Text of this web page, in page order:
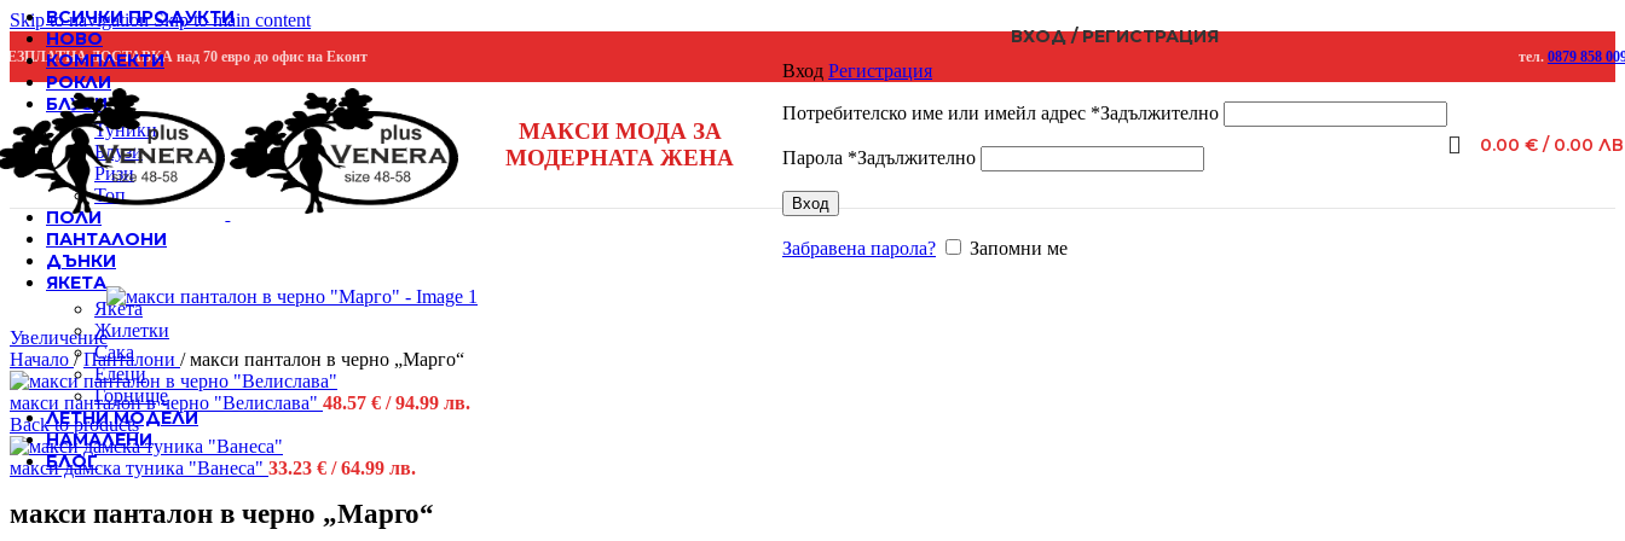
Skip to navigationSkip to main content
ДОСТАВКА над 70 евро до офис на Еконт тел. 0879 858
МАКСИ МОДА ЗА
МОДЕРНАТА ЖЕНА
ВХОД / РЕГИСТРАЦИЯ
Вход Регистрация
Потребителско име или имейл адрес *Задължително
Парола *Задължително
Вход
Забравена парола? Запомни ме
0.00 € / 0.00
ВСИЧКИ ПРОДУКТИ
НОВО
КОМПЛЕКТИ
РОКЛИ
БЛУЗИ
Туники
Блузи
Ризи
Топ
ПОЛИ
ПАНТАЛОНИ
ДЪНКИ
ЯКЕТА
Якета
Жилетки
Сака
Елеци
Горнище
ЛЕТНИ МОДЕЛИ
НАМАЛЕНИ
БЛОГ
Продадено
Увеличение
Начало / Панталони / макси панталон в черно „Марго“
макси панталон в черно "Велислава" 48.57 € / 94.99 лв.
Back to products
макси дамска туника "Ванеса" 33.23 € / 64.99 лв.
макси панталон в черно „Марго“